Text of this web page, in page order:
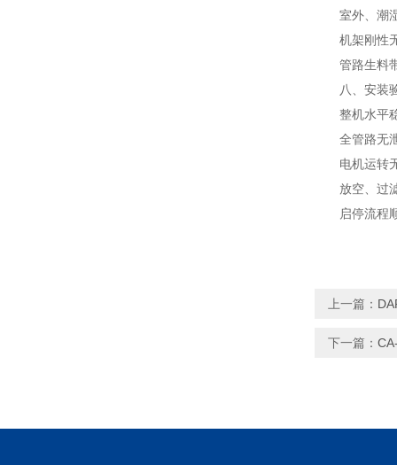
室外、潮湿
机架刚性无
管路生料带
八、安装
整机水平稳
全管路无泄
电机运转无
放空、过滤
启停流程顺
上一篇：
下一篇：